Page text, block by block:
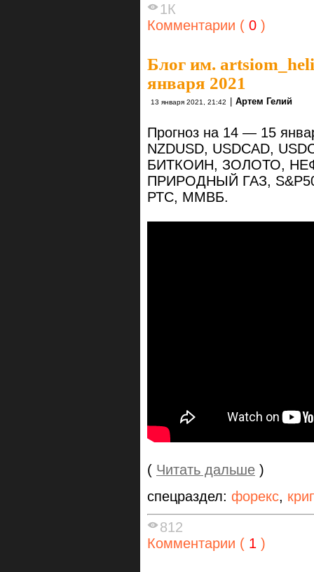
1К
Комментарии ( 0 )
Блог им.
января 2021
13 января 2021, 21:42 Артем Гелий
Прогноз на 14 — 15
NZDUSD, USDCAD,
БИТКОИН, ЗОЛОТО,
ПРИРОДНЫЙ ГАЗ,
РТС, ММВБ.
( Читать дальше )
спецраздел: форекс,
812
Комментарии ( 1 )